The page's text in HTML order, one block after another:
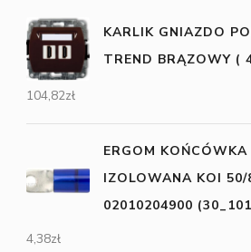
KARLIK GNIAZDO
TREND BRĄZOWY (
104,82zł
ERGOM
IZOLOWANA KOI 50/
02010204900
4,38zł